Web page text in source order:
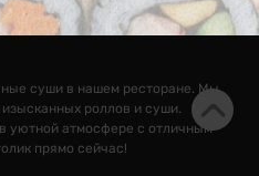
суши в нашем ресторане. Мы
роллов и суши.
уютной атмосфере с отличным
прямо сейчас!